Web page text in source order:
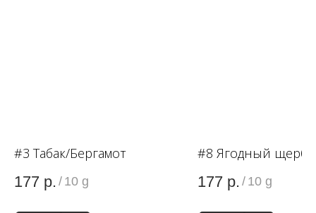
#3 Табак/Бергамот
177 р. / 10 g
#8 Ягодный
177 р. / 10 g